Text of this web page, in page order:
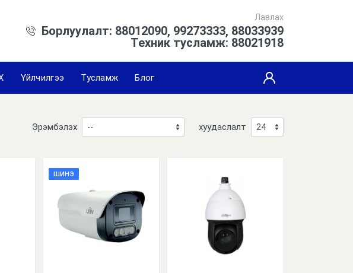
Лавлах
Борлуулалт: 88012090, 99273333, 88033939
Техник тусламж: 88021918
Үйлчилгээ Тусламж Блог
Эрэмбэлэх хуудаслалт
ШИНЭ